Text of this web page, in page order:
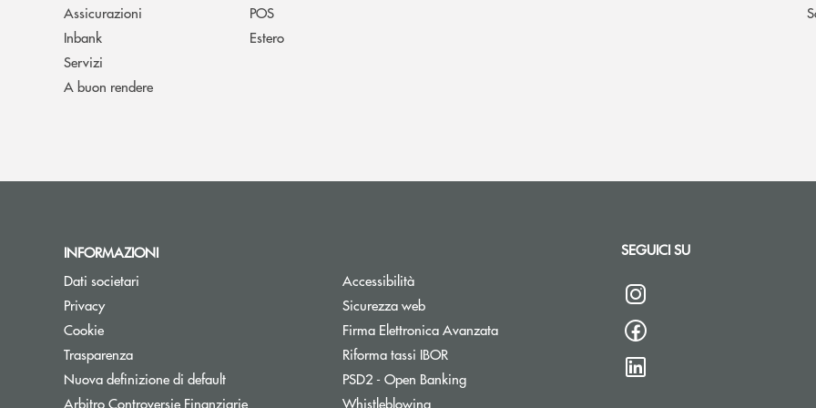
Assicurazioni
Inbank
Servizi
A buon rendere
POS
Estero
INFORMAZIONI
Dati societari
Privacy
Cookie
Trasparenza
Nuova definizione di default
Arbitro Controversie FinanziarieApre una nuova finestra
Accessibilità
Sicurezza web
Firma Elettronica Avanzata
Riforma tassi IBOR
PSD2 - Open Banking
Whistleblowing
SEGUICI SU